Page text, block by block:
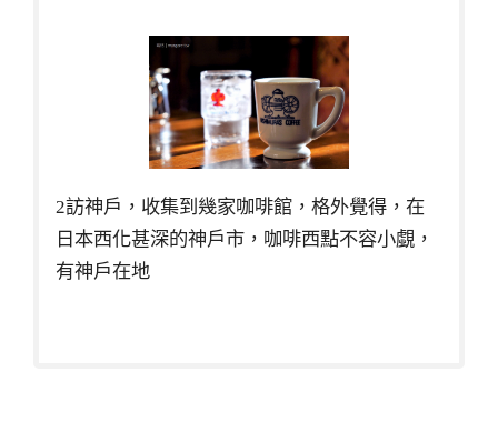
2訪神戶，收集到幾家咖啡館，格外覺得，在
日本西化甚深的神戶市，咖啡西點不容小覷，
有神戶在地